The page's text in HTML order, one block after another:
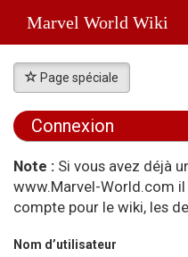
Marvel World Wiki
Page spéciale
Connexion
Note : Si vous avez déjà
www.Marvel-World.com
compte pour le wiki, les
Nom d’utilisateur